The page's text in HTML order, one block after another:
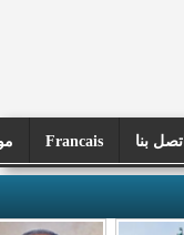
موريتانيا اليوم